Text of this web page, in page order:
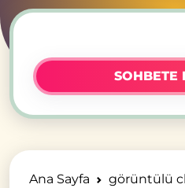
SOHBETE
Ana Sayfa
görüntülü